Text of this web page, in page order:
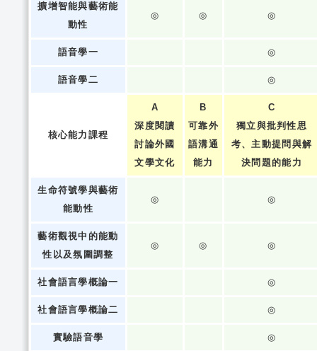
擴增智能與藝術能
動性
◎ ◎ ◎
語音學一 ◎
語音學二 ◎
核心能力課程
A
深度閱讀
討論外國
文學文化
B
可靠外
語溝通
能力
C
獨立與批判性思
考、主動提問與解
決問題的能力
生命符號學與藝術
能動性
◎ ◎
藝術觀視中的能動
性以及氛圍調整
◎ ◎ ◎
社會語言學概論一 ◎
社會語言學概論二 ◎
實驗語音學 ◎